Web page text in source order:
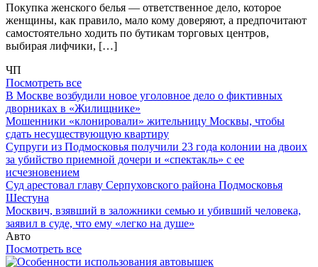
Покупка женского белья — ответственное дело, которое
женщины, как правило, мало кому доверяют, а предпочитают
самостоятельно ходить по бутикам торговых центров,
выбирая лифчики, […]
ЧП
Посмотреть все
В Москве возбудили новое уголовное дело о фиктивных
дворниках в «Жилищнике»
Мошенники «клонировали» жительницу Москвы, чтобы
сдать несуществующую квартиру
Супруги из Подмосковья получили 23 года колонии на двоих
за убийство приемной дочери и «спектакль» с ее
исчезновением
Суд арестовал главу Серпуховского района Подмосковья
Шестуна
Москвич, взявший в заложники семью и убивший человека,
заявил в суде, что ему «легко на душе»
Авто
Посмотреть все